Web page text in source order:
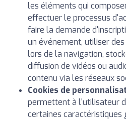
les éléments qui
effectuer le processus
faire la demande
un événement, utiliser
lors de la navigation,
diffusion de vidéos ou
contenu via les réseaux
Cookies de
permettent à l'utilisateur
certaines caractéristiques